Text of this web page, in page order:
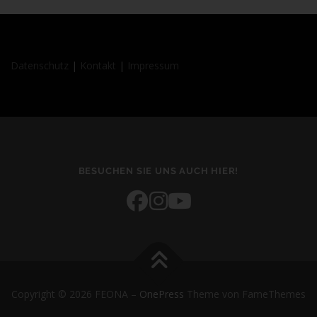
| |
BESUCHEN SIE UNS AUCH HIER!
Copyright © 2026 FEONA – OnePress Theme von FameThemes
durch den Europäischen Richtlinien- und Verordnungsgeber
Begrifflichkeiten erläutern.
Wir verwenden in dieser Datenschutzerklärung unter anderem
Personenbezogene Daten sind alle Informationen, die sich
auf eine identifizierte oder identifizierbare natürliche Person
identifizierbar wird eine natürliche Person angesehen, die